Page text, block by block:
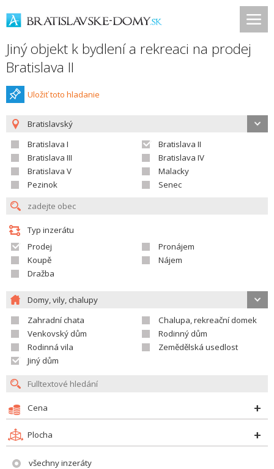
Jiný objekt k bydlení a rekreaci na prodej
Bratislava II
Uložiť toto hladanie
Bratislavský
Bratislava I
Bratislava II
Bratislava III
Bratislava IV
Bratislava V
Malacky
Pezinok
Senec
Typ inzerátu
Prodej
Pronájem
Koupě
Nájem
Dražba
Domy, vily, chalupy
Zahradní chata
Chalupa, rekreační domek
Venkovský dům
Rodinný dům
Rodinná vila
Zemědělská usedlost
Jiný dům
Cena
Plocha
všechny inzeráty